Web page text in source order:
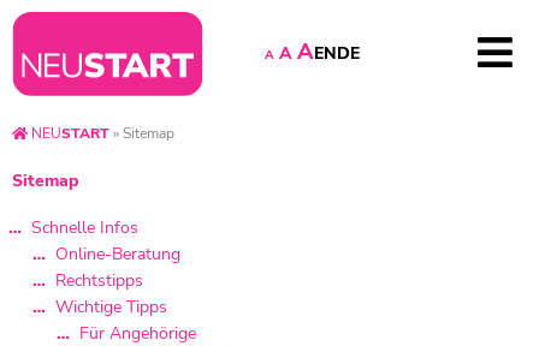
A A AENDE
NEUSTART»Sitemap
Sitemap
Schnelle Infos
Online-Beratung
Rechtstipps
Wichtige Tipps
Für Angehörige